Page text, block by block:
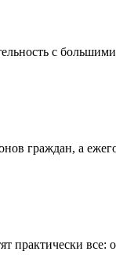
с
граждан, а
практически